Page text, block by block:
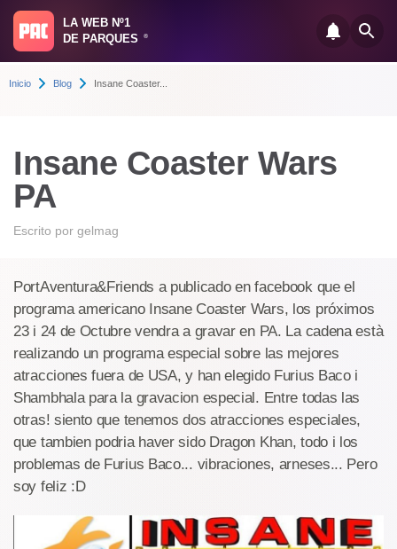
LA WEB Nº1
DE PARQUES
®
Inicio Blog Insane Coaster...
Insane Coaster Wars
PA
Escrito por gelmag
PortAventura&Friends a publicado en facebook que el
programa americano Insane Coaster Wars, los próximos
23 i 24 de Octubre vendra a gravar en PA. La cadena està
realizando un programa especial sobre las mejores
atracciones fuera de USA, y han elegido Furius Baco i
Shambhala para la gravacion especial. Entre todas las
otras! siento que tenemos dos atracciones especiales,
que tambien podria haver sido Dragon Khan, todo i los
problemas de Furius Baco... vibraciones, arneses... Pero
soy feliz :D